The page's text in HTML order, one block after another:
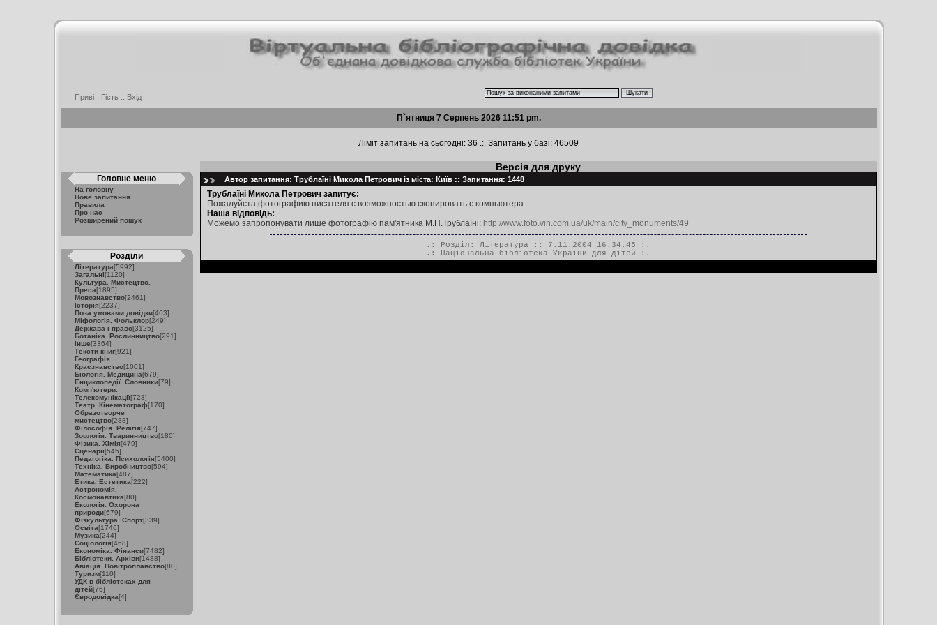
Привіт, Гість :: Вхід
П`ятниця 7 Серпень 2026 11:51 pm.
Ліміт запитань на сьогодні: 36 .:. Запитань у базі: 46509
Головне меню
На головну
Нове запитання
Правила
Про нас
Розширений пошук
Розділи
Література[5992]
Загальні[1120]
Культура. Мистецтво.
Преса[1895]
Мовознавство[2461]
Історія[2237]
Поза умовами довідки[463]
Міфологія. Фольклор[249]
Держава і право[3125]
Ботаніка. Рослинництво[291]
Інше[3364]
Тексти книг[921]
Географія.
Краєзнавство[1001]
Біологія. Медицина[679]
Енциклопедії. Словники[79]
Комп'ютери.
Телекомунікації[723]
Театр. Кінематограф[170]
Образотворче
мистецтво[288]
Філософія. Релігія[747]
Зоологія. Тваринництво[180]
Фізика. Хімія[479]
Сценарії[545]
Педагогіка. Психологія[5400]
Техніка. Виробництво[594]
Математика[487]
Етика. Естетика[222]
Астрономія.
Космонавтика[80]
Екологія. Охорона
природи[679]
Фізкультура. Спорт[339]
Освіта[1746]
Музика[244]
Соціологія[468]
Економіка. Фінанси[7482]
Бібліотеки. Архіви[1488]
Авіація. Повітроплавство[80]
Туризм[110]
УДК в бібліотеках для
дітей[76]
Євродовідка[4]
Версія для друку
Автор запитання: Трублаїні Микола Петрович із міста: Київ :: Запитання: 1448
Трублаїні Микола Петрович запитує:
Пожалуйста,фотографию писателя с возможностью скопировать с компьютера
Наша відповідь:
Можемо запропонувати лише фотографію пам'ятника М.П.Трублаїні: http://www.foto.vin.com.ua/uk/main/city_monuments/49
.: Розділ: Література :: 7.11.2004 16.34.45 :.
.: Національна бібліотека України для дітей :.